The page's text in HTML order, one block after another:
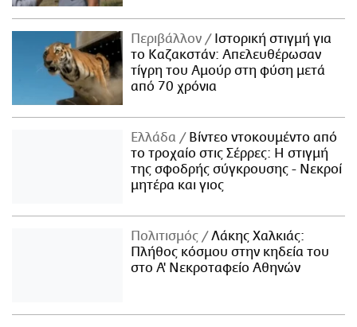
Περιβάλλον
Ιστορική στιγμή για
το Καζακστάν: Απελευθέρωσαν
τίγρη του Αμούρ στη φύση μετά
από 70 χρόνια
Ελλάδα
Βίντεο ντοκουμέντο από
το τροχαίο στις Σέρρες: Η στιγμή
της σφοδρής σύγκρουσης - Νεκροί
μητέρα και γιος
Πολιτισμός
Λάκης Χαλκιάς:
Πλήθος κόσμου στην κηδεία του
στο Α' Νεκροταφείο Αθηνών